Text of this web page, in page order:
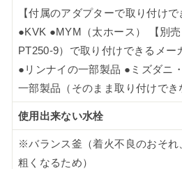
【付属のアダプターで取り付けで
●KVK ●MYM（太ホース） 【別
PT250-9）で取り付けできるメー
●リンナイの一部製品 ●ミズダニ
一部製品（そのまま取り付けでき
使用出来ない水栓
※バランス釜（着火不良のおそれ
粗くなるため）